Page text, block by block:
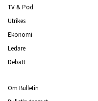
TV & Pod
Utrikes
Ekonomi
Ledare
Debatt
Om Bulletin